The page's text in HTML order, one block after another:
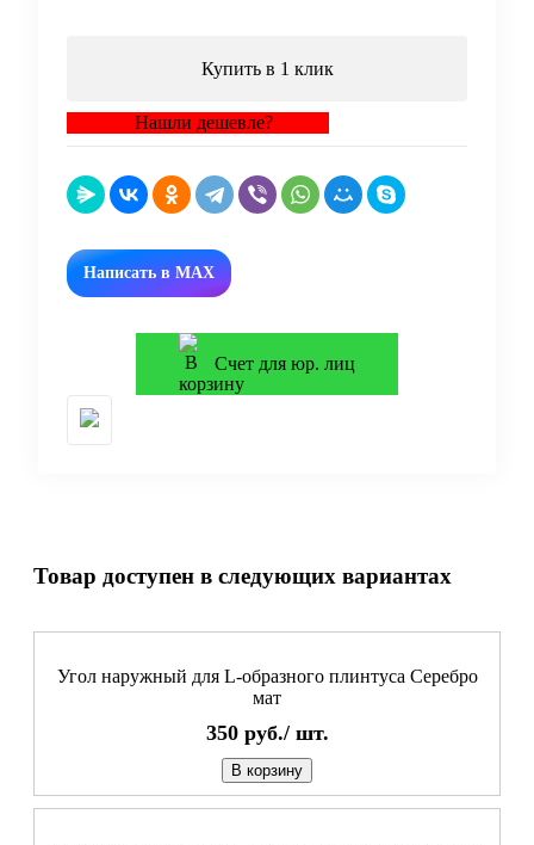
Купить в 1 клик
Нашли дешевле?
Написать в MAX
Счет для юр. лиц
Товар доступен в следующих вариантах
Угол наружный для L-образного плинтуса Серебро
мат
350 руб./ шт.
В корзину